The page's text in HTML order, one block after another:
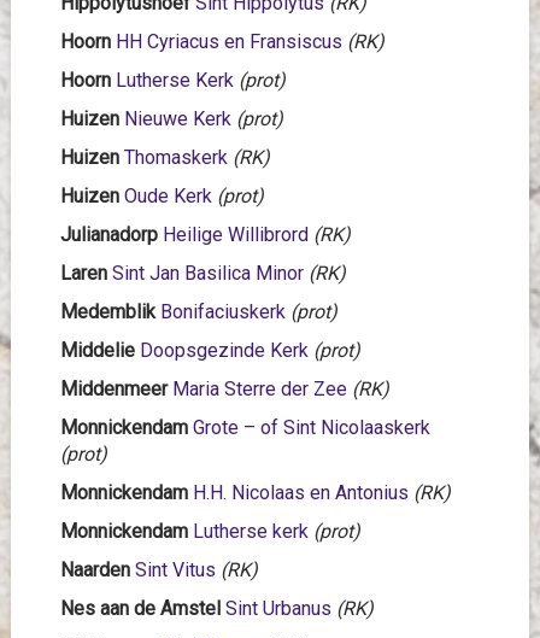
Hoorn HH Cyriacus en Fransiscus (RK)
Hoorn Lutherse Kerk (prot)
Huizen Nieuwe Kerk (prot)
Huizen Thomaskerk (RK)
Huizen Oude Kerk (prot)
Julianadorp Heilige Willibrord (RK)
Laren Sint Jan Basilica Minor (RK)
Medemblik Bonifaciuskerk(prot)
Middelie Doopsgezinde Kerk (prot)
Middenmeer Maria Sterre der Zee (RK)
Monnickendam Grote – of Sint Nicolaaskerk
(prot)
Monnickendam H.H. Nicolaas en Antonius (RK)
Monnickendam Lutherse kerk (prot)
Naarden Sint Vitus (RK)
Nes aan de Amstel Sint Urbanus (RK)